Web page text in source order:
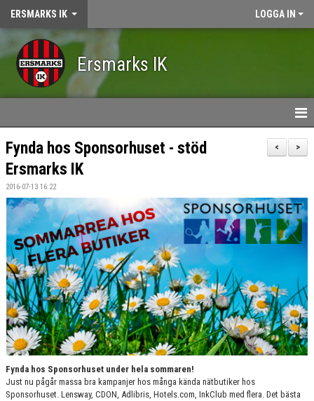
ERSMARKS IK LOGGA IN
Ersmarks IK
HEM
NYHETER
KALENDER
OM ERSMARKS IK
MEDLEMSKAP
VÅRA LAG/LEDARE
MATCHER
LÄNKAR
KONTAKT
>
<
Fynda hos Sponsorhuset - stöd
Ersmarks IK
2016-07-13 16:22
Fynda hos Sponsorhuset under hela sommaren!
Just nu pågår massa bra kampanjer hos många kända nätbutiker hos
Sponsorhuset. Lensway, CDON, Adlibris, Hotels.com, InkClub med flera. Det bästa